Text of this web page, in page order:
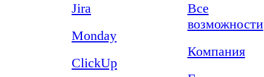
Jira
Monday
ClickUp
Все
возможности
Компания